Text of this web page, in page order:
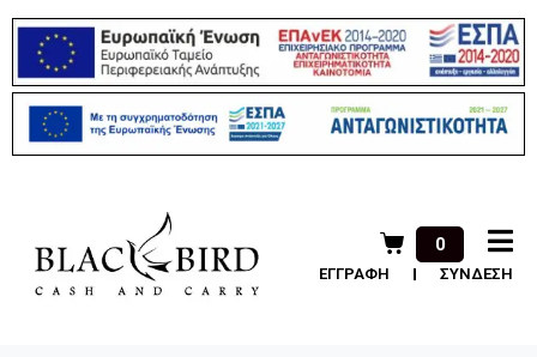
0
ΕΓΓΡΑΦΗ ΣΥΝΔΕΣΗ